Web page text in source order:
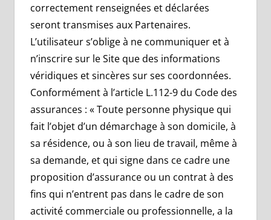
correctement renseignées et déclarées
seront transmises aux Partenaires.
L’utilisateur s’oblige à ne communiquer et à
n’inscrire sur le Site que des informations
véridiques et sincères sur ses coordonnées.
Conformément à l’article L.112-9 du Code des
assurances : « Toute personne physique qui
fait l’objet d’un démarchage à son domicile, à
sa résidence, ou à son lieu de travail, même à
sa demande, et qui signe dans ce cadre une
proposition d’assurance ou un contrat à des
fins qui n’entrent pas dans le cadre de son
activité commerciale ou professionnelle, a la